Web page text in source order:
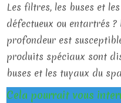
Les filtres, les buses et
défectueux ou entartrés
profondeur est
produits spéciaux sont
buses et les tuyaux du
Cela pourrait vous